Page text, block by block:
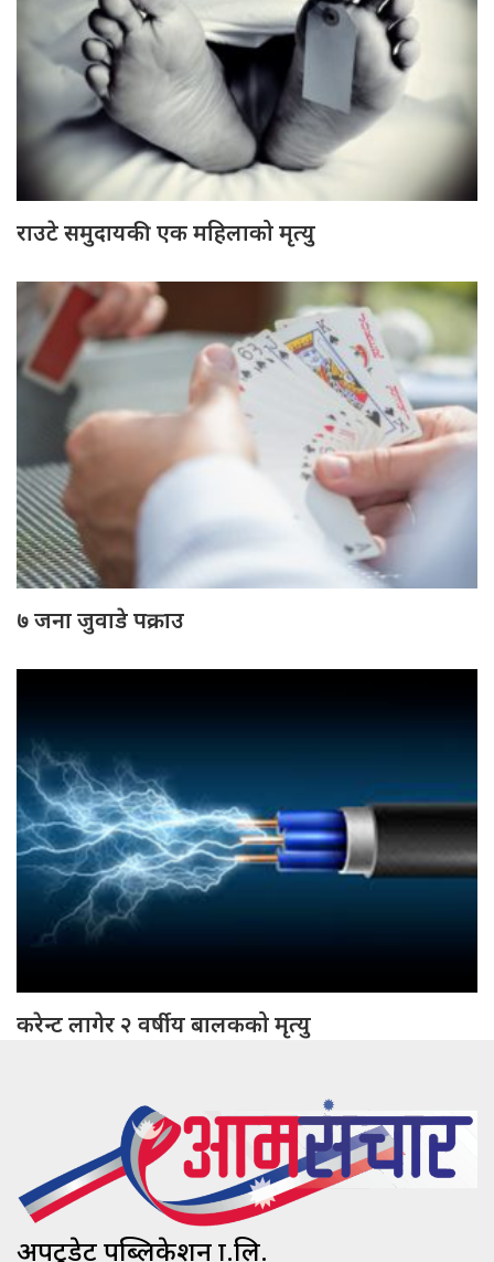
राउटे समुदायकी एक महिलाको मृत्यु
७ जना जुवाडे पक्राउ
करेन्ट लागेर २ वर्षीय बालकको मृत्यु
अपटुडेट पब्लिकेशन प्रा.लि.